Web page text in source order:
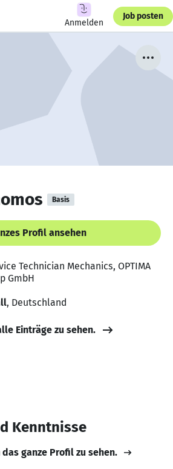
Anmelden
Job posten
Basis
Profil ansehen
Technician Mechanics, OPTIMA
GmbH
, Deutschland
Einträge zu sehen.
Kenntnisse
ganze Profil zu sehen.